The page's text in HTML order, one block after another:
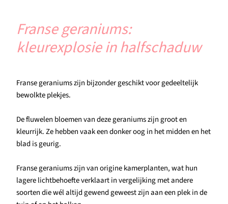
Franse geraniums:
kleurexplosie in halfschaduw
Franse geraniums zijn bijzonder geschikt voor gedeeltelijk
bewolkte plekjes.
De fluwelen bloemen van deze geraniums zijn groot en
kleurrijk. Ze hebben vaak een donker oog in het midden en het
blad is geurig.
Franse geraniums zijn van origine kamerplanten, wat hun
lagere lichtbehoefte verklaart in vergelijking met andere
soorten die wél altijd gewend geweest zijn aan een plek in de